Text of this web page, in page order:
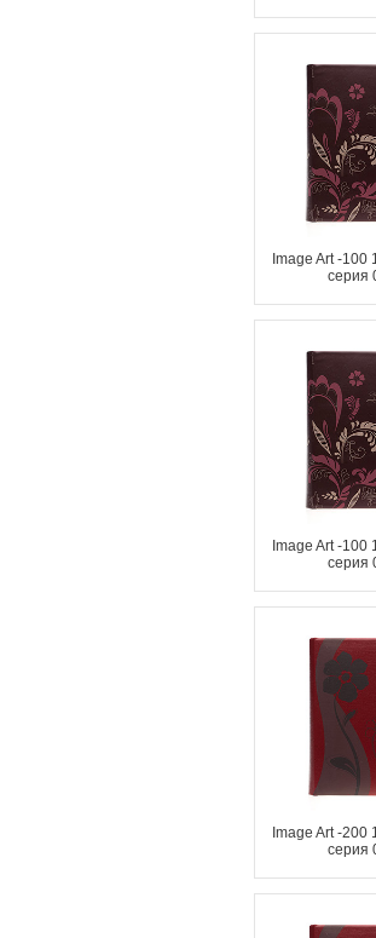
Image Art -100
серия
Image Art -100
серия
Image Art -200
серия